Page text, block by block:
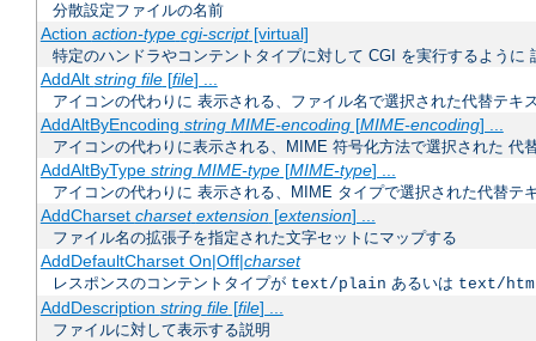
分散設定ファイルの名前
Action action-type cgi-script[virtual]
特定のハンドラやコンテントタイプに対して CGI を実行するように
AddAlt string file[file] ...
アイコンの代わりに 表示される、ファイル名で選択された代替テキ
AddAltByEncoding string MIME-encoding[MIME-encoding] ...
アイコンの代わりに表示される、MIME 符号化方法で選択された 代
AddAltByType string MIME-type[MIME-type] ...
アイコンの代わりに 表示される、MIME タイプで選択された代替テ
AddCharset charset extension[extension] ...
ファイル名の拡張子を指定された文字セットにマップする
AddDefaultCharset On|Off|charset
レスポンスのコンテントタイプが text/plain あるいは text/
AddDescription string file[file] ...
ファイルに対して表示する説明